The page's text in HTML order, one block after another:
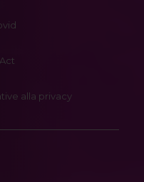
alla privacy